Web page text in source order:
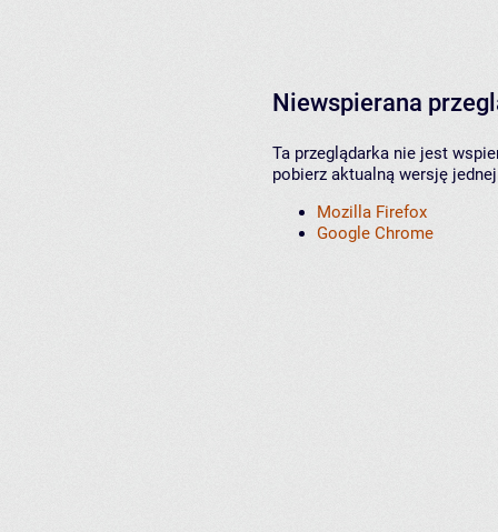
Niewspierana
Ta przeglądarka nie jest
pobierz aktualną wersję
Mozilla Firefox
Google Chrome